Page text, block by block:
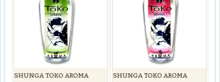
SHUNGA TOKO AROMA SHUNGA TOKO AROMA